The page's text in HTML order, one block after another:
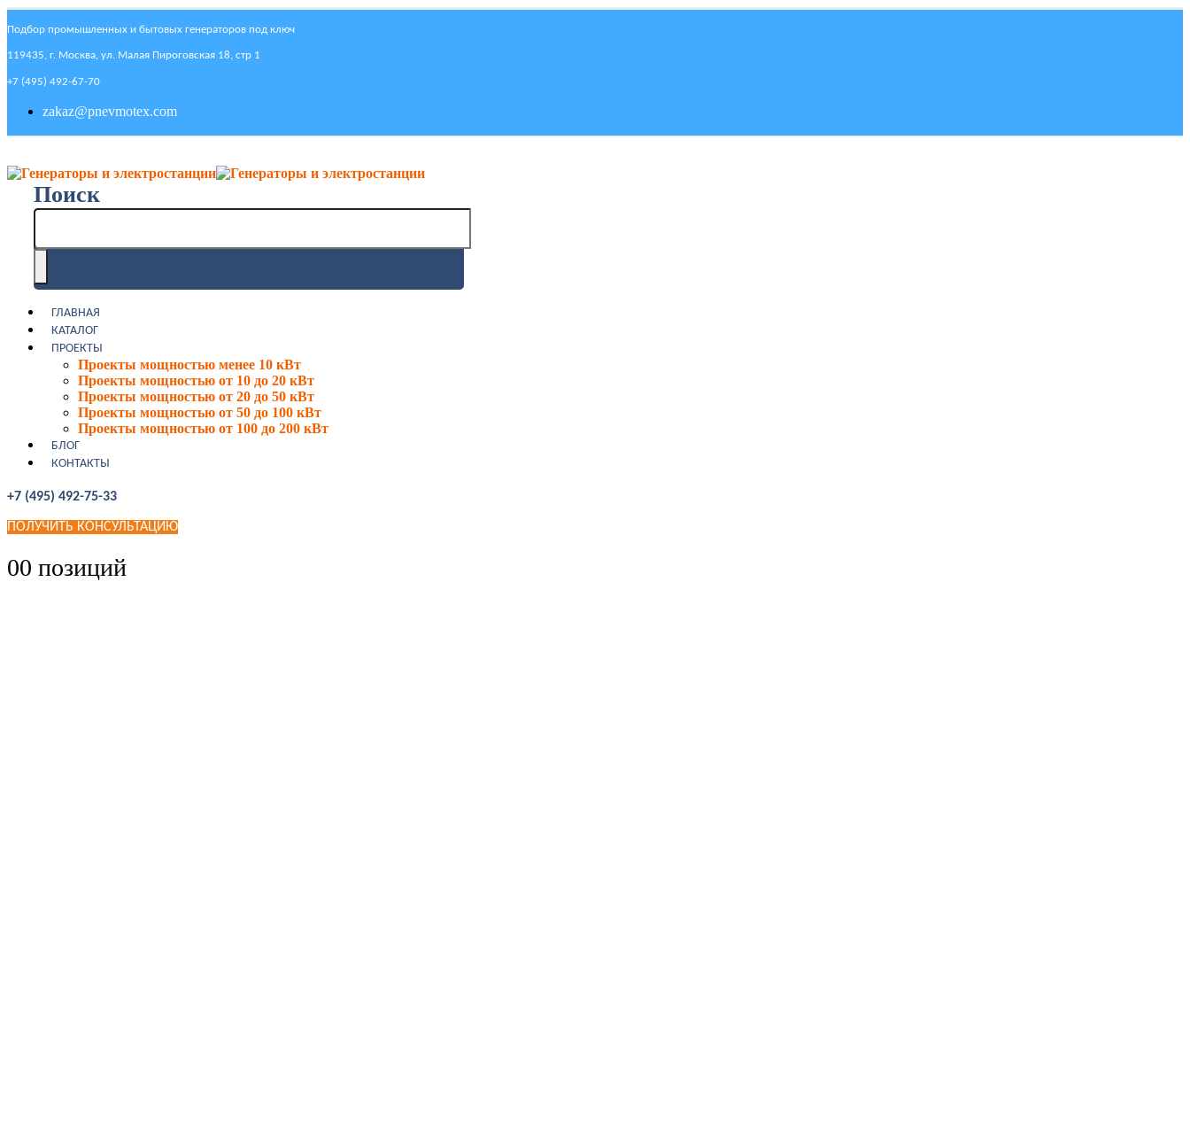
Подбор промышленных и бытовых генераторов под ключ
119435, г. Москва, ул. Малая Пироговская 18, стр 1
+7 (495) 492-67-70
zakaz@pnevmotex.com
Поиск
ГЛАВНАЯ
КАТАЛОГ
ПРОЕКТЫ
Проекты мощностью менее 10 кВт
Проекты мощностью от 10 до 20 кВт
Проекты мощностью от 20 до 50 кВт
Проекты мощностью от 50 до 100 кВт
Проекты мощностью от 100 до 200 кВт
БЛОГ
КОНТАКТЫ
+7 (495) 492-75-33
ПОЛУЧИТЬ КОНСУЛЬТАЦИЮ
00 позиций